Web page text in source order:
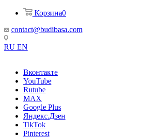
Корзина0
contact@budibasa.com
RU EN
Вконтакте
YouTube
Rutube
MAX
Google Plus
Яндекс.Дзен
TikTok
Pinterest